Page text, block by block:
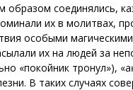
образом соединялись,
их в молитвах,
особыми
их на людей за
«покойник тронул»),
В таких случаях